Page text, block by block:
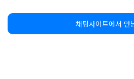
채팅사이트에서 만